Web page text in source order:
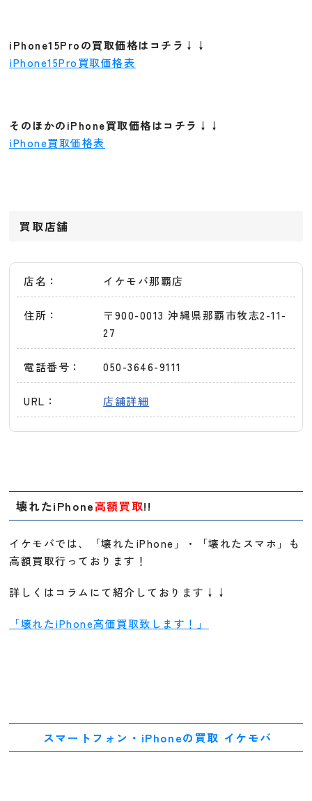
iPhone15Proの買取価格はコチラ↓↓
iPhone15Pro買取価格表
そのほかのiPhone買取価格はコチラ↓↓
iPhone買取価格表
買取店舗
店名： イケモバ那覇店
住所：
〒900-0013 沖縄県那覇市牧志2-11-
27
電話番号： 050-3646-9111
URL： 店舗詳細
壊れたiPhone高額買取!!
イケモバでは、「壊れたiPhone」・「壊れたスマホ」も
高額買取行っております！
詳しくはコラムにて紹介しております↓↓
「壊れたiPhone高価買取致します！」
スマートフォン・iPhoneの買取 イケモバ